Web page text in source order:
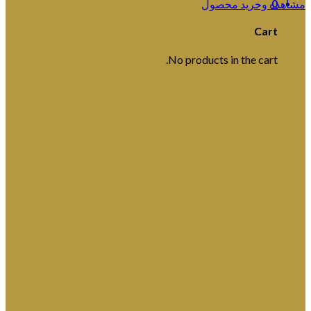
0
Cart
No products in the cart.
مشاهده وخرید محصول